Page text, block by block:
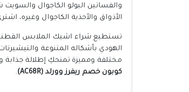
والفساتين البولو الكاجوال
الأذواق والأحذية الكاجوال وغيره،
تستطيع شراء اشيك الملابس القطنية
الهودي بأشكاله المتنوعة
مختلفة ومميزة تمنحكِ إطلالة
كوبون خصم ريفرز وورلد (AC68R)
.